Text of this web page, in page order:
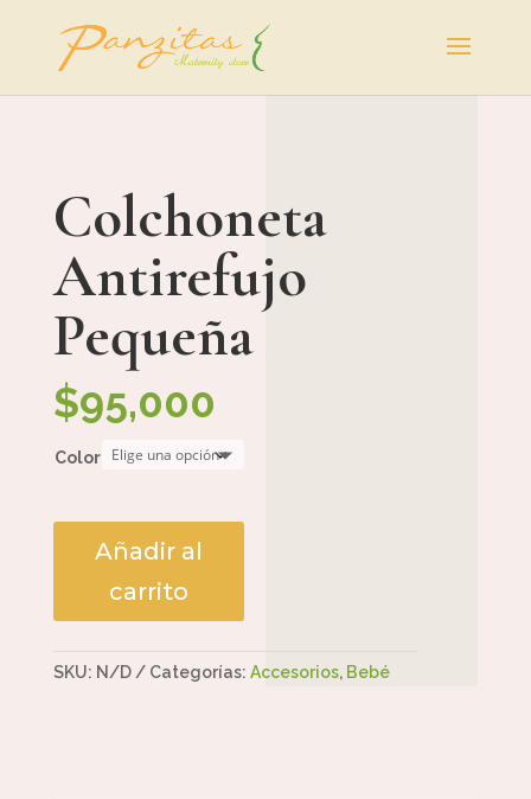
Colchoneta
Antirefujo
Pequeña
$95,000
Color
Añadir al
carrito
SKU: N/D Categorías: Accesorios, Bebé